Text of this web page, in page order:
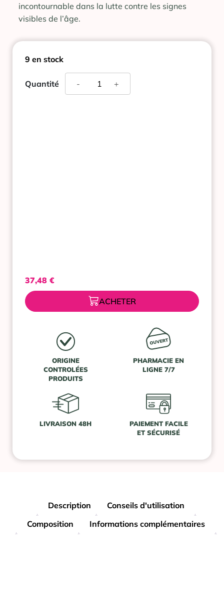
incontournable dans la lutte contre les signes
visibles de l’âge.
9 en stock
Quantité +
quantité
-
37,48 €
ACHETER
ORIGINE
CONTROLÉES
PRODUITS
PHARMACIE EN
LIGNE 7/7
LIVRAISON 48H
PAIEMENT FACILE
ET SÉCURISÉ
Description
Conseils d'utilisation
Composition
Informations complémentaires